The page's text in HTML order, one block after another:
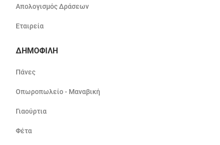
Απολογισμός Δράσεων
Εταιρεία
ΔΗΜΟΦΙΛΗ
Πάνες
Οπωροπωλείο - Μαναβική
Γιαούρτια
Φέτα